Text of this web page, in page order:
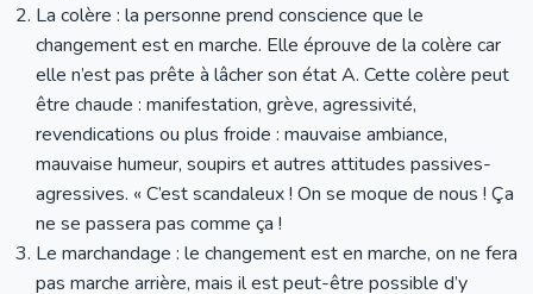
La colère : la personne prend conscience que le
changement est en marche. Elle éprouve de la colère car
elle n’est pas prête à lâcher son état A. Cette colère peut
être chaude : manifestation, grève, agressivité,
revendications ou plus froide : mauvaise ambiance,
mauvaise humeur, soupirs et autres attitudes passives-
agressives. « C’est scandaleux ! On se moque de nous ! Ça
ne se passera pas comme ça !
Le marchandage : le changement est en marche, on ne fera
pas marche arrière, mais il est peut-être possible d’y